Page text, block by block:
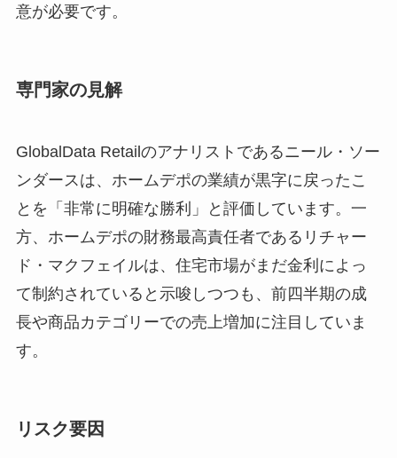
意が必要です。
専門家の見解
GlobalData Retailのアナリストであるニール・ソー
ンダースは、ホームデポの業績が黒字に戻ったこ
とを「非常に明確な勝利」と評価しています。一
方、ホームデポの財務最高責任者であるリチャー
ド・マクフェイルは、住宅市場がまだ金利によっ
て制約されていると示唆しつつも、前四半期の成
長や商品カテゴリーでの売上増加に注目していま
す。
リスク要因